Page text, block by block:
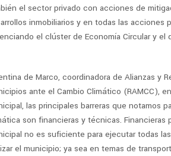
el sector privado con acciones de
inmobiliarios y en todas las acciones
el clúster de Economía Circular y el
de Marco, coordinadora de Alianzas y
ante el Cambio Climático (RAMCC),
las principales barreras que notamos
son financieras y técnicas. Financieras
no es suficiente para ejecutar todas
el municipio; ya sea en temas de